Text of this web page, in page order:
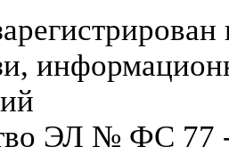
ЭЛ № ФС 77